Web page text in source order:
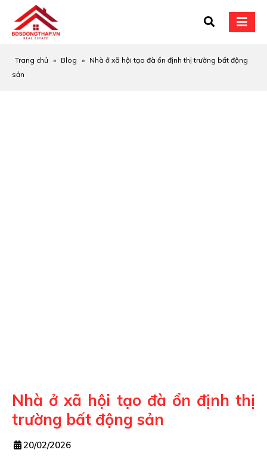
Trang chủ » Blog » Nhà ở xã hội tạo đà ổn định thị trường bất động
sản
Nhà ở xã hội tạo đà ổn định thị
trường bất động sản
20/02/2026